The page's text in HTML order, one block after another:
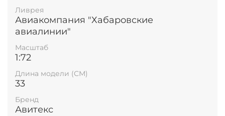
Ливрея
Авиакомпания "Хабаровские
авиалинии"
Масштаб
1:72
Длина модели (СМ)
33
Бренд
Авитекс